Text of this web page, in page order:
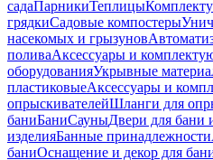
садаПарникиТеплицы
грядкиСадовые компостеры
насекомых и грызунов
поливаАксессуары и
оборудованияУкрывные
пластиковыеАксессуары и
опрыскивателейШланги для
баниБаниСауныДвери для бани
изделияБанные принадлежности
баниОснащение и декор для